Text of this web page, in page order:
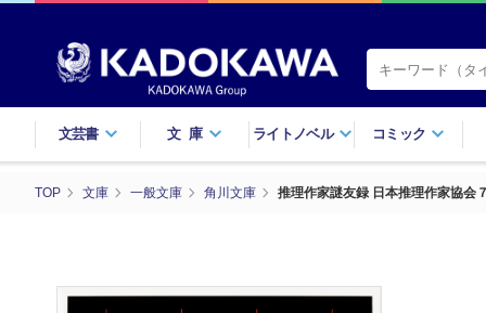
文芸書 文庫 ライトノベル コミック
TOP 文庫 一般文庫 角川文庫 推理作家謎友録 日本推理作家協会